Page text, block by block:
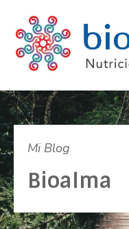
Mi Blog
Bioalma